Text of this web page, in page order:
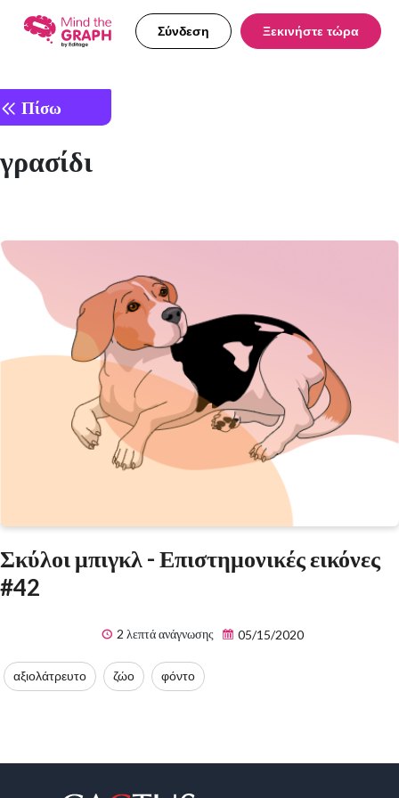
Σύνδεση Ξεκινήστε τώρα
Πίσω
γρασίδι
Σκύλοι μπιγκλ - Επιστημονικές εικόνες
#42
2 λεπτά ανάγνωσης 05/15/2020
αξιολάτρευτο ζώο φόντο